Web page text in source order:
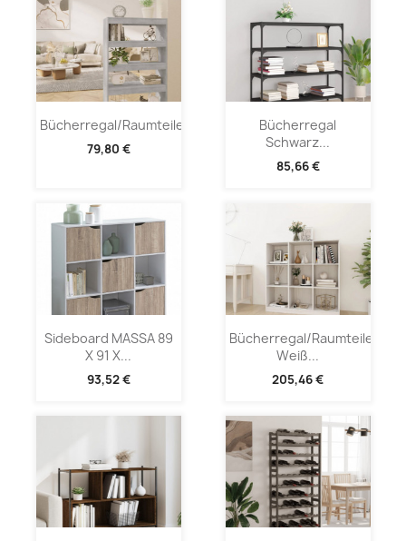
Bücherregal/Raumteiler...
79,80 €
Bücherregal
Schwarz...
85,66 €
Sideboard MASSA 89
X 91 X...
93,52 €
Bücherregal/Raumteiler
Weiß...
205,46 €